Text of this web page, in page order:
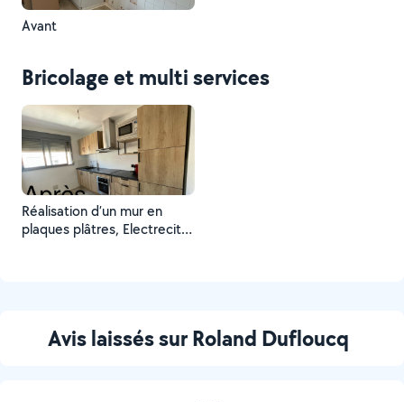
Avant
Bricolage et multi services
Réalisation d’un mur en
plaques plâtres, Electrecité,
Avis laissés sur Roland Dufloucq